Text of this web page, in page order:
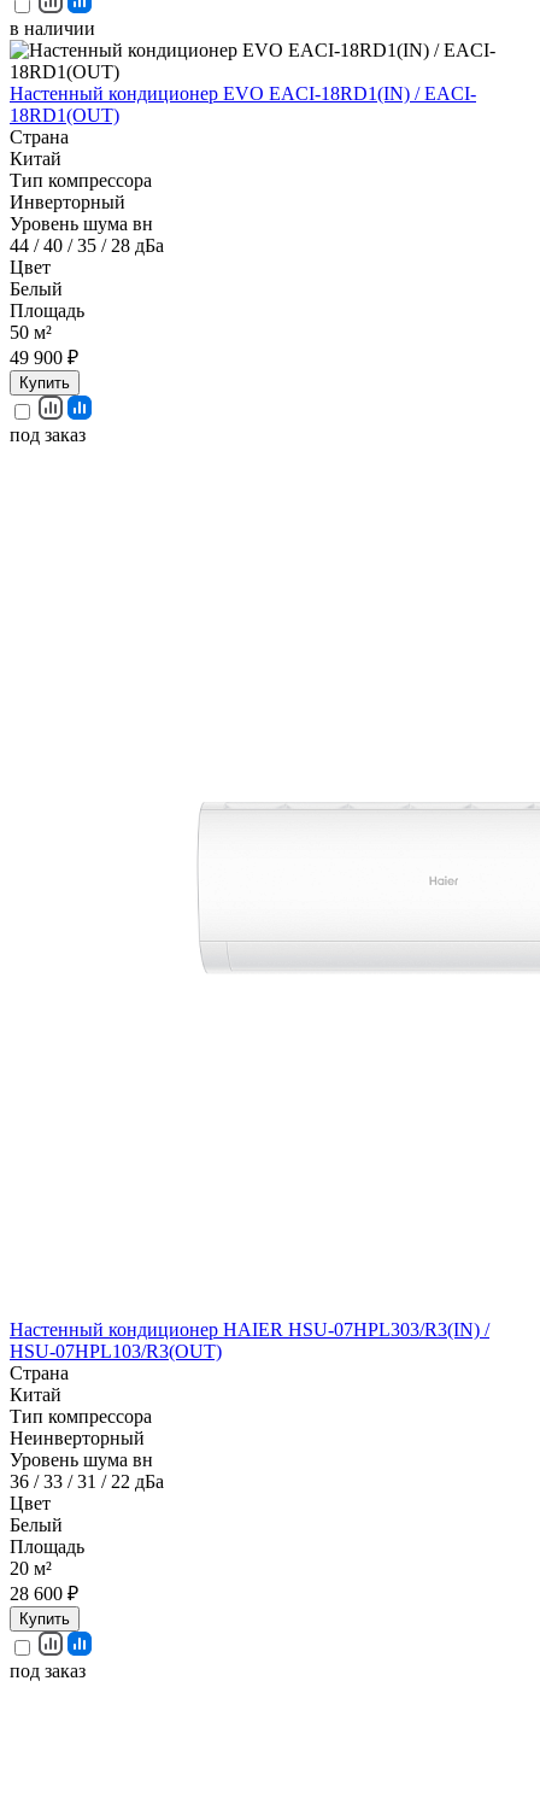
в наличии
Настенный кондиционер EVO EACI-18RD1(IN) / EACI-
18RD1(OUT)
Страна
Китай
Тип компрессора
Инверторный
Уровень шума вн
44 / 40 / 35 / 28 дБа
Цвет
Белый
Площадь
50 м²
49 900 ₽
Купить
под заказ
Настенный кондиционер HAIER HSU-07HPL303/R3(IN) /
HSU-07HPL103/R3(OUT)
Страна
Китай
Тип компрессора
Неинверторный
Уровень шума вн
36 / 33 / 31 / 22 дБа
Цвет
Белый
Площадь
20 м²
28 600 ₽
Купить
под заказ